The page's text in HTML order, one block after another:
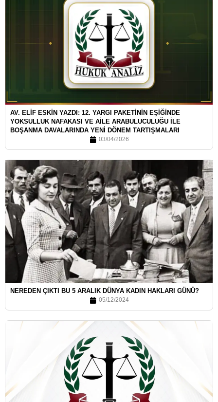
AV. ELİF ESKİN YAZDI: 12. YARGI PAKETİNİN EŞİĞİNDE
YOKSULLUK NAFAKASI VE AİLE ARABULUCULUĞU İLE
BOŞANMA DAVALARINDA YENİ DÖNEM TARTIŞMALARI
03/04/2026
NEREDEN ÇIKTI BU 5 ARALIK DÜNYA KADIN HAKLARI GÜNÜ?
05/12/2024